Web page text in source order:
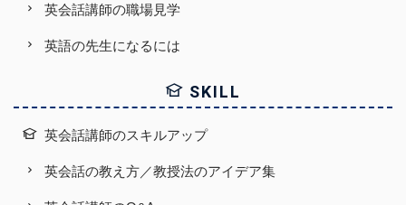
英会話講師の職場見学
英語の先生になるには
SKILL
英会話講師のスキルアップ
英会話の教え方／教授法のアイデア集